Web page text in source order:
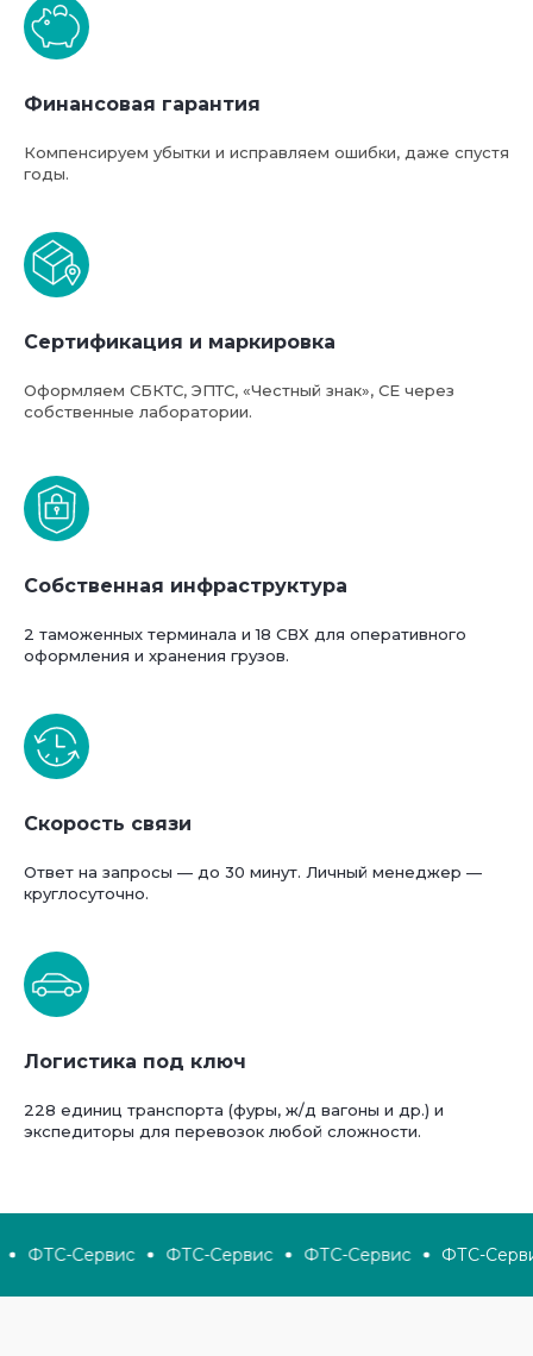
Финансовая гарантия
Компенсируем убытки и исправляем ошибки, даже спустя
годы.
Сертификация и маркировка
Оформляем СБКТС, ЭПТС, «Честный знак», СЕ через
собственные лаборатории.
Собственная инфраструктура
2 таможенных терминала и 18 СВХ для оперативного
оформления и хранения грузов.
Скорость связи
Ответ на запросы — до 30 минут. Личный менеджер —
круглосуточно.
Логистика под ключ
228 единиц транспорта (фуры, ж/д вагоны и др.) и
экспедиторы для перевозок любой сложности.
ФТС-Сервис ФТС-Сервис ФТС-Сервис ФТС-Сервис